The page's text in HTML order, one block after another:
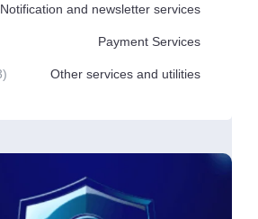
Notification and newsletter services
Payment Services
Other services and utilities
(113)